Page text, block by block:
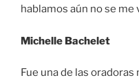
hablamos aún no se me
Michelle Bachelet
Fue una de las